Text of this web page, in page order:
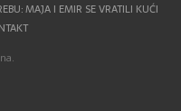
MAJA I EMIR SE VRATILI KUĆI